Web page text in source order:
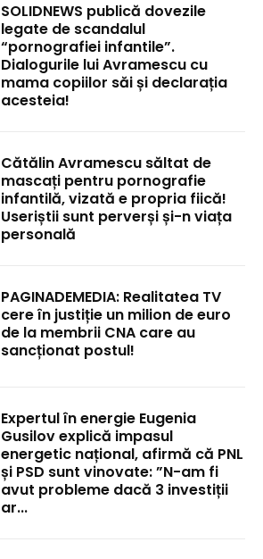
SOLIDNEWS publică dovezile
legate de scandalul
“pornografiei infantile”.
Dialogurile lui Avramescu cu
mama copiilor săi și declarația
acesteia!
Cătălin Avramescu săltat de
mascați pentru pornografie
infantilă, vizată e propria fiică!
Useriștii sunt perverși și-n viața
personală
PAGINADEMEDIA: Realitatea TV
cere în justiție un milion de euro
de la membrii CNA care au
sancționat postul!
Expertul în energie Eugenia
Gusilov explică impasul
energetic național, afirmă că PNL
și PSD sunt vinovate: ”N-am fi
avut probleme dacă 3 investiții
ar...